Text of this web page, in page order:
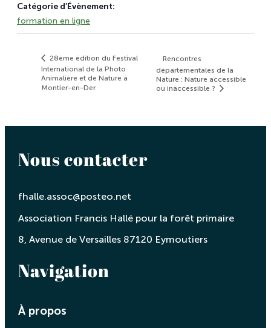
Catégorie d’Évènement:
formation en ligne
28ème édition du Festival
International de la Photo
Animalière et de Nature à
Montier-en-Der
Rencontres
départementales de la
Nature : Nature accessible
ou inaccessible ?
Nous contacter
fhalle.assoc@posteo.net
Association Francis Hallé pour la forêt primaire
8, Avenue de Versailles 87120 Eymoutiers
Navigation
À propos